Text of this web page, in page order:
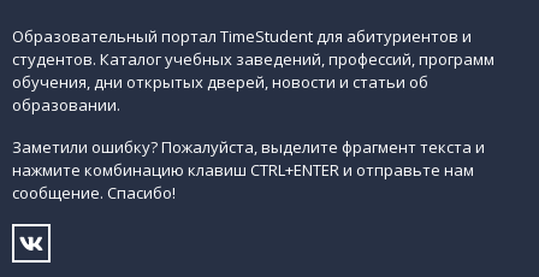
Образовательный портал TimeStudent для абитуриентов и
студентов. Каталог учебных заведений, профессий, программ
обучения, дни открытых дверей, новости и статьи об
образовании.
Заметили ошибку? Пожалуйста, выделите фрагмент текста и
нажмите комбинацию клавиш CTRL+ENTER и отправьте нам
сообщение. Спасибо!